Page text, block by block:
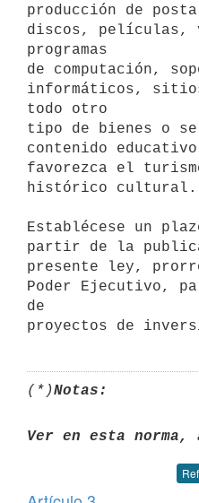
producción de
discos, películas,
programas
de computación,
informáticos,
todo otro
tipo de bienes o
contenido
favorezca el
histórico cultural.
Establécese un
partir de la
presente ley,
Poder Ejecutivo,
de
(*)Notas:
Ver en esta